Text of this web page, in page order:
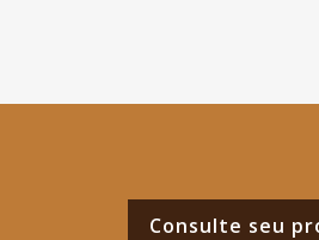
Consulte seu